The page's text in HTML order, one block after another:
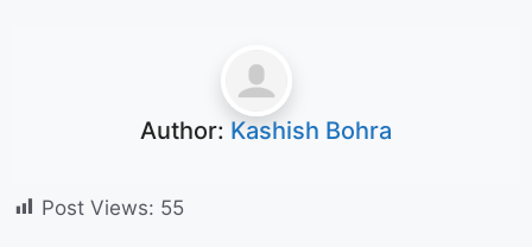
Author: Kashish Bohra
Post Views: 55